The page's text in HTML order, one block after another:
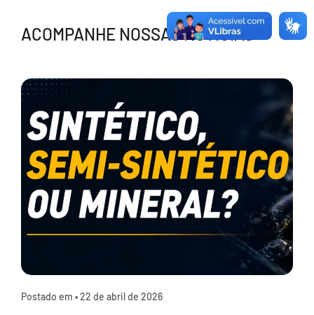
ACOMPANHE NOSSAS NOTÍCIAS
Postado em •22 de abril de 2026